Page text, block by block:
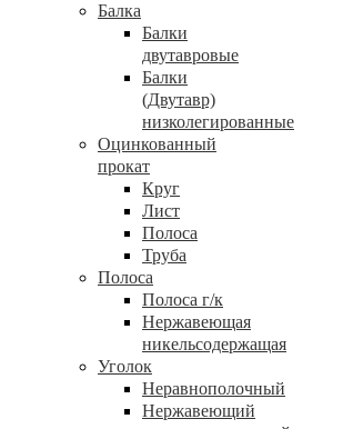
Балка
Балки
двутавровые
Балки
(Двутавр)
низколегированные
Оцинкованный
прокат
Круг
Лист
Полоса
Труба
Полоса
Полоса г/к
Нержавеющая
никельсодержащая
Уголок
Неравнополочный
Нержавеющий